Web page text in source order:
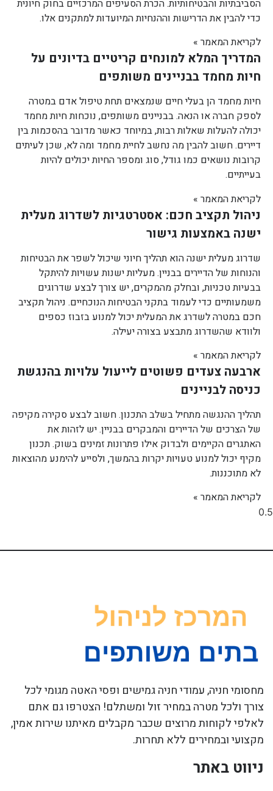
הסביבתיות והבטיחותיות. הכרת הסעיפים המרכזיים בחוק חיונית
כדי להבין את הדרישות וההנחיות המיועדות למתקנים אלו.
לקריאת המאמר »
המדריך המלא למונחים קריטיים בדיונים על
חיות מחמד בבניינים משותפים
חיות מחמד הן בעלי חיים שנמצאים תחת טיפול אדם במטרה
לספק חברה או הנאה. בבניינים משותפים, נוכחות חיות מחמד
יכולה להעלות שאלות רבות, במיוחד כאשר מדובר בהסכמות בין
דיירים. חשוב להבין מה נחשב לחיית מחמד ומה לא, שכן לעיתים
קרובות נושאים כמו גודל, סוג ומספר החיות יכולים להיות
בעייתיים.
לקריאת המאמר »
ניהול תקציב חכם: אסטרטגיות לשדרוג מעלית
ישנה באמצעות גישור
שדרוג מעלית ישנה הוא תהליך חיוני שיכול לשפר את הבטיחות
והנוחות של הדיירים בבניין. מעליות ישנות עשויות להיתקל
בבעיות טכניות, ובחלק מהמקרים, יש צורך לבצע שדרוגים
משמעותיים כדי לעמוד בתקני הבטיחות הנוכחיים. ניהול תקציב
חכם במטרה לשדרג את המעלית יכול למנוע בזבוז כספים
ולוודא שהשדרוג מתבצע בצורה יעילה.
לקריאת המאמר »
ארבעה צעדים פשוטים לייעול עלויות בהנגשת
כניסה לבניינים
תהליך ההנגשה מתחיל בשלב התכנון. חשוב לבצע סקירה מקיפה
של הצרכים של הדיירים והמבקרים בבניין. יש לזהות את
האתגרים הקיימים ולבדוק אילו פתרונות זמינים בשוק. תכנון
מקיף יכול למנוע טעויות יקרות בהמשך, ולסייע להימנע מהוצאות
לא מתוכננות.
לקריאת המאמר »
מחסומי חניה, עמודי חניה גמישים ופסי האטה מגומי לכל
צורך ולכל מטרה במחיר זול ומשתלם! הצטרפו גם אתם
לאלפי לקוחות מרוצים שכבר מקבלים מאיתנו שירות אמין,
מקצועי ובמחירים ללא תחרות.
ניווט באתר